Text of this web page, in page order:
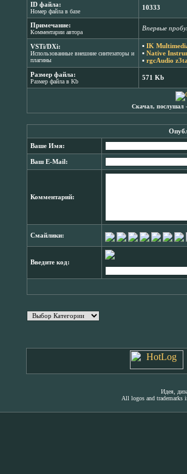
ID файла:
Номер файла в базе
10333
Примечание:
Комментарии автора
Впервые
VSTi/DXi:
Использованные внешние синтезаторы и
плагины
▪ IK
▪ Native
▪ rgcAudio
Размер файла:
Размер файла в Kb
571 Kb
Скачал, послушал
Ваше Имя:
Ваш E-Mail:
Комментарий:
Смайлики:
Введите код:
Идея,
All logos and trademarks